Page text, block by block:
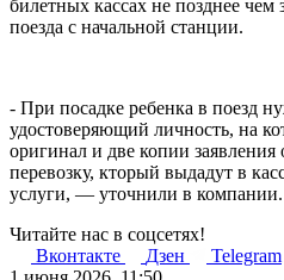
билетных кассах не позднее чем
поезда с начальной станции.
- При посадке ребенка в поезд
удостоверяющий личность, на
оригинал и две копии заявления
перевозку, кторый выдадут в
услуги, — уточнили в компании.
Читайте нас в соцсетях!
Вконтакте
Дзен
Telegram